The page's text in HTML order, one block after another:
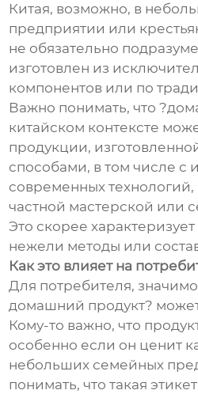
Китая, возможно, в
предприятии или
не обязательно
изготовлен из
компонентов или по
Важно понимать, что
китайском контексте
продукции,
способами, в том числе с
современных
частной мастерской или
Это скорее
нежели методы или
Как это влияет на
Для потребителя,
домашний продукт?
Кому-то важно, что
особенно если он ценит
небольших семейных
понимать, что такая